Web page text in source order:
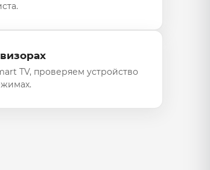
TV, проверяем устройство